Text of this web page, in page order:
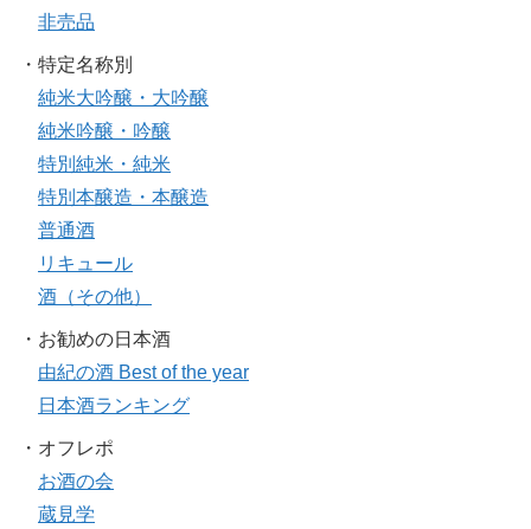
非売品
・特定名称別
純米大吟醸・大吟醸
純米吟醸・吟醸
特別純米・純米
特別本醸造・本醸造
普通酒
リキュール
酒（その他）
・お勧めの日本酒
由紀の酒 Best of the year
日本酒ランキング
・オフレポ
お酒の会
蔵見学